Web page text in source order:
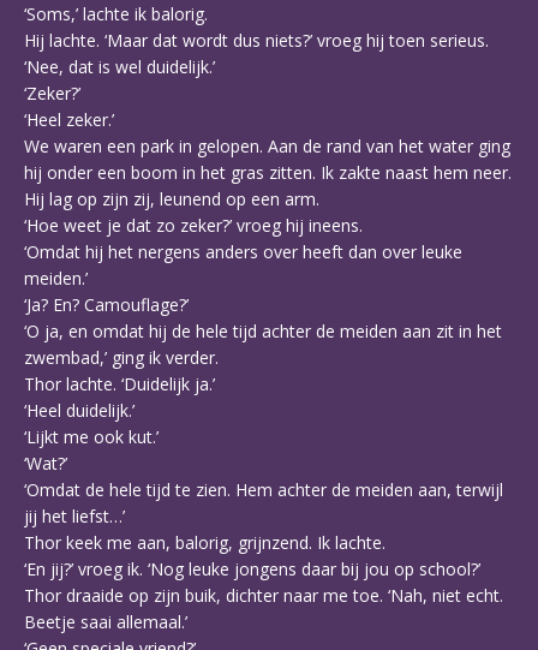
‘Soms,’ lachte ik balorig.
Hij lachte. ‘Maar dat wordt dus niets?’ vroeg hij toen serieus.
‘Nee, dat is wel duidelijk.’
‘Zeker?’
‘Heel zeker.’
We waren een park in gelopen. Aan de rand van het water ging
hij onder een boom in het gras zitten. Ik zakte naast hem neer.
Hij lag op zijn zij, leunend op een arm.
‘Hoe weet je dat zo zeker?’ vroeg hij ineens.
‘Omdat hij het nergens anders over heeft dan over leuke
meiden.’
‘Ja? En? Camouflage?’
‘O ja, en omdat hij de hele tijd achter de meiden aan zit in het
zwembad,’ ging ik verder.
Thor lachte. ‘Duidelijk ja.’
‘Heel duidelijk.’
‘Lijkt me ook kut.’
‘Wat?’
‘Omdat de hele tijd te zien. Hem achter de meiden aan, terwijl
jij het liefst…’
Thor keek me aan, balorig, grijnzend. Ik lachte.
‘En jij?’ vroeg ik. ‘Nog leuke jongens daar bij jou op school?’
Thor draaide op zijn buik, dichter naar me toe. ‘Nah, niet echt.
Beetje saai allemaal.’